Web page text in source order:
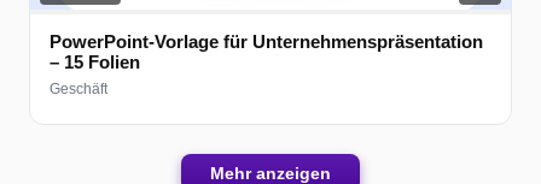
PowerPoint-Vorlage für Unternehmenspräsentation
– 15 Folien
Geschäft
Mehr anzeigen